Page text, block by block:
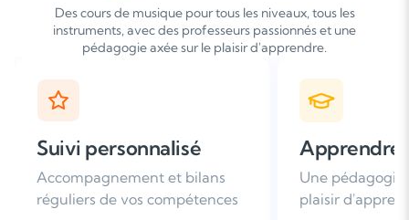
Des cours de musique pour tous les niveaux, tous les
instruments, avec des professeurs passionnés et une
pédagogie axée sur le plaisir d'apprendre.
Apprendre avec plaisir
Une pédagogie basée sur le
plaisir d'apprendre
Plus de 96% de
nous